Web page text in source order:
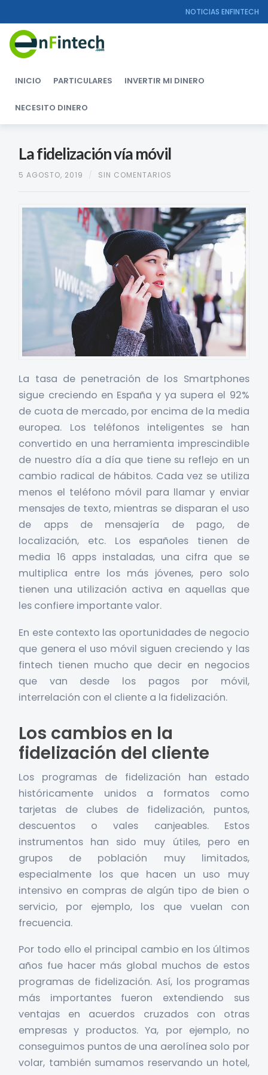
NOTICIAS ENFINTECH
INICIO PARTICULARES INVERTIR MI DINERO
NECESITO DINERO
La fidelización vía móvil
5 AGOSTO, 2019 / SIN COMENTARIOS
La tasa de penetración de los Smartphones
sigue creciendo en España y ya supera el 92%
de cuota de mercado, por encima de la media
europea. Los teléfonos inteligentes se han
convertido en una herramienta imprescindible
de nuestro día a día que tiene su reflejo en un
cambio radical de hábitos. Cada vez se utiliza
menos el teléfono móvil para llamar y enviar
mensajes de texto, mientras se disparan el uso
de apps de mensajería de pago, de
localización, etc. Los españoles tienen de
media 16 apps instaladas, una cifra que se
multiplica entre los más jóvenes, pero solo
tienen una utilización activa en aquellas que
les confiere importante valor.
En este contexto las oportunidades de negocio
que genera el uso móvil siguen creciendo y las
fintech tienen mucho que decir en negocios
que van desde los pagos por móvil,
interrelación con el cliente a la fidelización.
Los cambios en la
fidelización del cliente
Los programas de fidelización han estado
históricamente unidos a formatos como
tarjetas de clubes de fidelización, puntos,
descuentos o vales canjeables. Estos
instrumentos han sido muy útiles, pero en
grupos de población muy limitados,
especialmente los que hacen un uso muy
intensivo en compras de algún tipo de bien o
servicio, por ejemplo, los que vuelan con
frecuencia.
Por todo ello el principal cambio en los últimos
años fue hacer más global muchos de estos
programas de fidelización. Así, los programas
más importantes fueron extendiendo sus
ventajas en acuerdos cruzados con otras
empresas y productos. Ya, por ejemplo, no
conseguimos puntos de una aerolínea solo por
volar, también sumamos reservando un hotel,